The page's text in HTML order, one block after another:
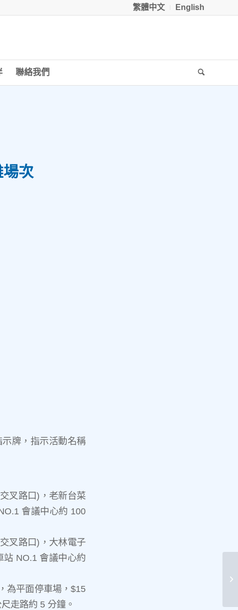
繁體中文 English
聯絡我們
次
牌，指示活動名稱
叉路口)，老新台菜
會議中心約 100
叉路口)，大林電子
NO.1 會議中心約
為平面停車場，$15
走路約 5 分鐘。